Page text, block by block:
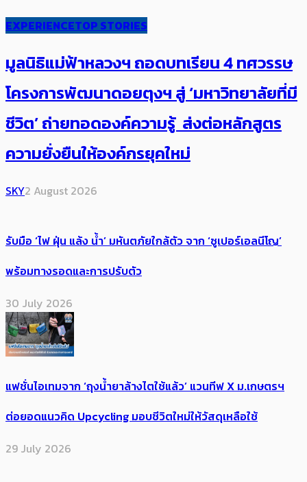
EXPERIENCETOP STORIES
มูลนิธิแม่ฟ้าหลวงฯ ถอดบทเรียน 4 ทศวรรษ
โครงการพัฒนาดอยตุงฯ สู่ ‘มหาวิทยาลัยที่มี
ชีวิต’ ถ่ายทอดองค์ความรู้ ส่งต่อหลักสูตร
ความยั่งยืนให้องค์กรยุคใหม่
SKY2 August 2026
รับมือ ‘ไฟ ฝุ่น แล้ง น้ำ’ มหันตภัยใกล้ตัว จาก ‘ซูเปอร์เอลนีโญ’
พร้อมทางรอดและการปรับตัว
30 July 2026
แฟชั่นไอเทมจาก ‘ถุงน้ำยาล้างไตใช้แล้ว’ แวนทีฟ X ม.เกษตรฯ
ต่อยอดแนวคิด Upcycling มอบชีวิตใหม่ให้วัสดุเหลือใช้
29 July 2026